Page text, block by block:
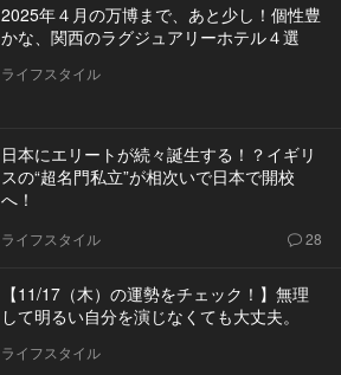
2025年４月の万博まで、あと少し！個性豊
かな、関西のラグジュアリーホテル４選
ライフスタイル
日本にエリートが続々誕生する！？イギリ
スの“超名門私立”が相次いで日本で開校
へ！
ライフスタイル 28
【11/17（木）の運勢をチェック！】無理
して明るい自分を演じなくても大丈夫。
ライフスタイル